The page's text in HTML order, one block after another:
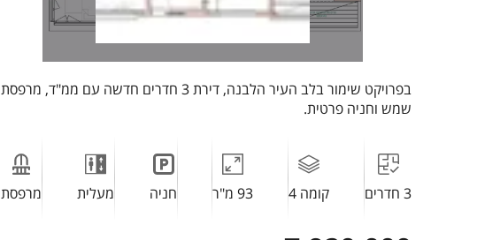
בפרויקט שימור בלב העיר הלבנה, דירת 3 חדרים חדשה עם ממ"ד, מרפסת
שמש וחניה פרטית.
3 חדרים קומה 4 93 מ"ר חניה מעלית מרפסת